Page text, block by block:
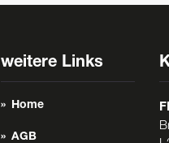
weitere Links
Home
AGB